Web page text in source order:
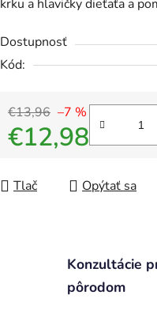
krku a hlavičky dieťaťa a
Dostupnosť
Kód:
€13,96 –7 %
€12,98
Tlač Opýtať sa
Konzultácie
pôrodom